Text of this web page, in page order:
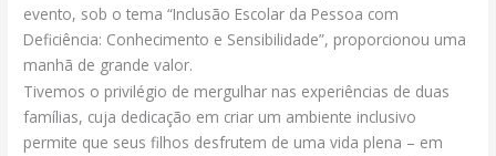
evento, sob o tema “Inclusão Escolar da Pessoa com
Deficiência: Conhecimento e Sensibilidade”, proporcionou uma
manhã de grande valor.
Tivemos o privilégio de mergulhar nas experiências de duas
famílias, cuja dedicação em criar um ambiente inclusivo
permite que seus filhos desfrutem de uma vida plena – em